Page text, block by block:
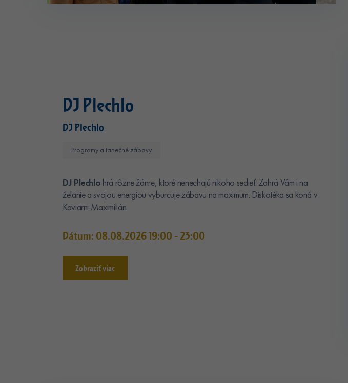
DJ Plechlo
DJ Plechlo
Programy a tanečné zábavy
DJ Plechlo hrá rôzne žánre, ktoré nenechajú nikoho sedieť. Zahrá Vám i na
želanie a svojou energiou vyburcuje zábavu na maximum. Diskotéka sa koná v
Kaviarni Maximilián.
Dátum: 08.08.2026 19:00 - 23:00
Zobraziť viac